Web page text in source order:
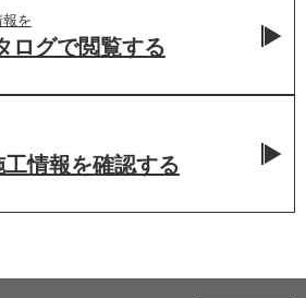
報を
ログで閲覧する
情報を確認する